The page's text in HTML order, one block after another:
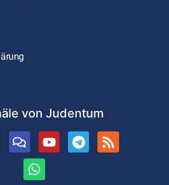
von Judentum